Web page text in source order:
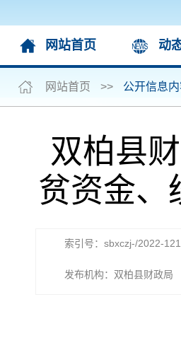
网站首页 动
网站首页 >> 公开信息
双柏县
贫资金、
索引号：sbxczj-/2022-
发布机构：双柏县财政局